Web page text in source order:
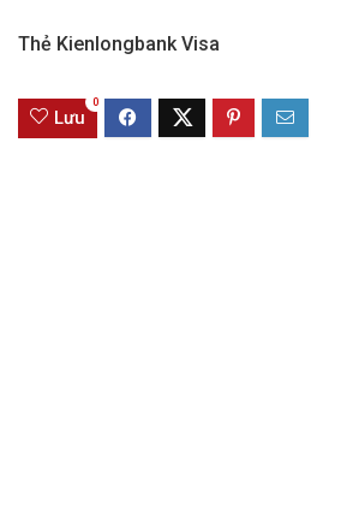
Thẻ Kienlongbank Visa
Lưu
0